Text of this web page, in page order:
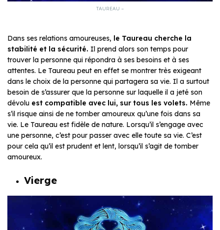
TAUREAU –
Dans ses relations amoureuses, le Taureau cherche la
stabilité et la sécurité. Il prend alors son temps pour
trouver la personne qui répondra à ses besoins et à ses
attentes. Le Taureau peut en effet se montrer très exigeant
dans le choix de la personne qui partagera sa vie. Il a surtout
besoin de s’assurer que la personne sur laquelle il a jeté son
dévolu est compatible avec lui, sur tous les volets. Même
s’il risque ainsi de ne tomber amoureux qu’une fois dans sa
vie. Le Taureau est fidèle de nature. Lorsqu’il s’engage avec
une personne, c’est pour passer avec elle toute sa vie. C’est
pour cela qu’il est prudent et lent, lorsqu’il s’agit de tomber
amoureux.
Vierge